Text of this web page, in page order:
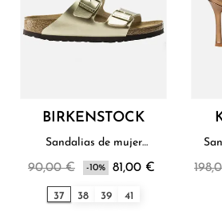
BIRKENSTOCK
Sandalias de mujer
90,00 € -10% 81,00 €
37 38 39 41